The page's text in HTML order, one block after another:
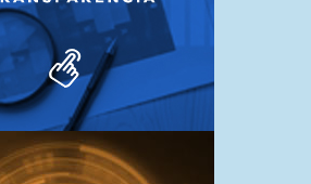
7 de outubro de 2024
AUDIÊNCIA PÚBLICA COM
TRANSMISSÃO AO VIVO PELO
FACEBOOK!!!